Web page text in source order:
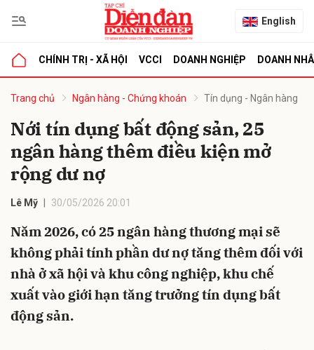
English
CHÍNH TRỊ - XÃ HỘI VCCI DOANH NGHIỆP DOANH
Trang chủ Ngân hàng - Chứng khoán Tín dụng - Ngân hàng
Nới tín dụng bất động sản, 25
ngân hàng thêm điều kiện mở
rộng dư nợ
Lê Mỹ 30/05/2026 20:01
Năm 2026, có 25 ngân hàng thương mại sẽ
không phải tính phần dư nợ tăng thêm đối với
nhà ở xã hội và khu công nghiệp, khu chế
xuất vào giới hạn tăng trưởng tín dụng bất
động sản.
luận
Hủy